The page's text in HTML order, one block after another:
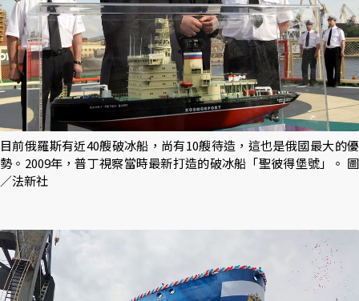
目前俄羅斯有近40艘破冰船，尚有10艘待造，這也是俄國最大的優
勢。2009年，普丁視察當時最新打造的破冰船「聖彼得堡號」。 圖
／法新社